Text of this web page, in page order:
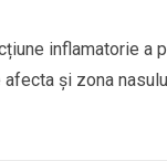
inflamatorie a
și zona